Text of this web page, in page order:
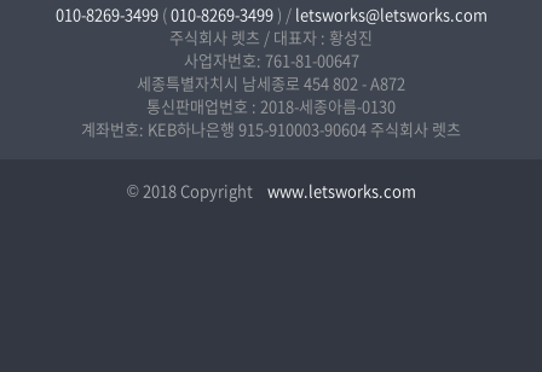
010-8269-3499(010-8269-3499) / letsworks@letsworks.com
주식회사 렛츠 / 대표자 : 황성진
사업자번호: 761-81-00647
세종특별자치시 남세종로 454 802 - A872
통신판매업번호 : 2018-세종아름-0130
계좌번호: KEB하나은행 915-910003-90604 주식회사 렛츠
© 2018 Copyright www.letsworks.com